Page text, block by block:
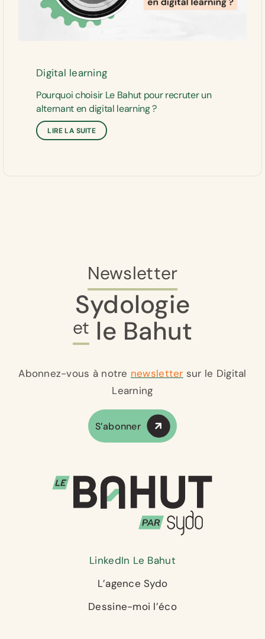
Digital learning
Pourquoi choisir Le Bahut pour recruter un
alternant en digital learning ?
LIRE LA SUITE
Newsletter
Sydologie
et le Bahut
Abonnez-vous à notre newsletter sur le Digital
Learning
S’abonner
LinkedIn Le Bahut
L’agence Sydo
Dessine-moi l’éco